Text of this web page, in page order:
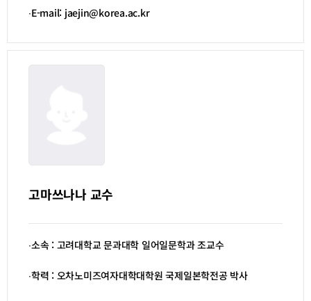
∙E-mail: jaejin@korea.ac.kr
고마쓰나나 교수
∙소속 : 고려대학교 문과대학 일어일문학과 조교수
∙학력 : 오차노미즈여자대학대학원 국제일본학전공 박사